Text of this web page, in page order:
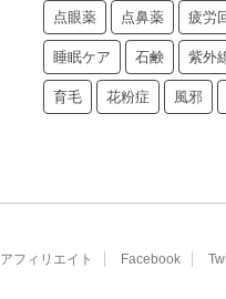
点眼薬 点鼻薬 疲労
睡眠ケア 石鹸 紫外
育毛 花粉症 風邪
アフィリエイト Facebook